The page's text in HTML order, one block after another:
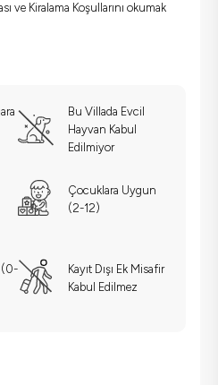
ve Kiralama Koşullarını okumak
Bu Villada Evcil
Hayvan Kabul
Edilmiyor
Çocuklara Uygun
(2-12)
(0-
Kayıt Dışı Ek Misafir
Kabul Edilmez